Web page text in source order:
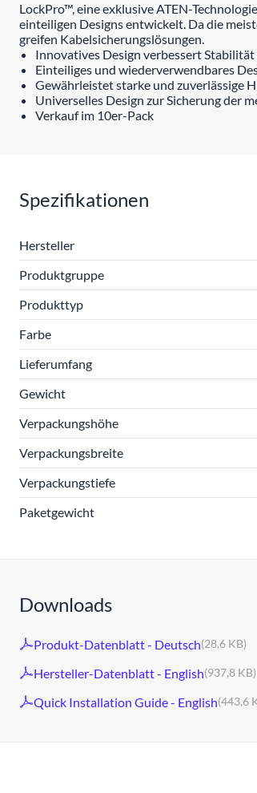
LockPro™, eine exklusive ATEN-
einteiligen Designs entwickelt. Da die
greifen Kabelsicherungslösungen.
Innovatives Design verbessert
Einteiliges und wiederverwendbares
Gewährleistet starke und zuverlässige
Universelles Design zur Sicherung der
Verkauf im 10er-Pack
Spezifikationen
Hersteller
Produktgruppe
Produkttyp
Farbe
Lieferumfang
Gewicht
Verpackungshöhe
Verpackungsbreite
Verpackungstiefe
Paketgewicht
Downloads
Produkt-Datenblatt - Deutsch(28,6 KB)
Hersteller-Datenblatt - English(937,8 KB)
Quick Installation Guide - English(443,6